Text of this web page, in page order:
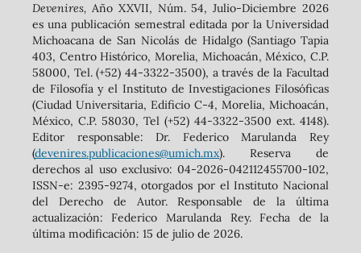
Devenires, Año XXVII, Núm. 54, Julio-Diciembre 2026
es una publicación semestral editada por la Universidad
Michoacana de San Nicolás de Hidalgo (Santiago Tapia
403, Centro Histórico, Morelia, Michoacán, México, C.P.
58000, Tel. (+52) 44-3322-3500), a través de la Facultad
de Filosofía y el Instituto de Investigaciones Filosóficas
(Ciudad Universitaria, Edificio C-4, Morelia, Michoacán,
México, C.P. 58030, Tel (+52) 44-3322-3500 ext. 4148).
‬Editor responsable: Dr. Federico Marulanda Rey
(devenires.publicaciones@umich.mx). Reserva de
derechos al uso exclusivo: 04-2026-042112455700-102,
ISSN-e: 2395-9274, otorgados por el Instituto Nacional
del Derecho de Autor. Responsable de la última
actualización: Federico Marulanda Rey. Fecha de la
última modificación: 15 de julio de 2026.